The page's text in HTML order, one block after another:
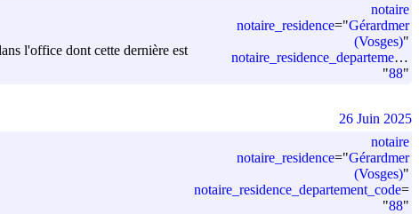
l'office dont cette dernière est
notaire
notaire_residence="Gérardmer
(Vosges)"
notaire_residence_departement_code
"88"
notaire
notaire_residence="Gérardmer
(Vosges)"
notaire_residence_departement_code=
"88"
26 Juin 2025